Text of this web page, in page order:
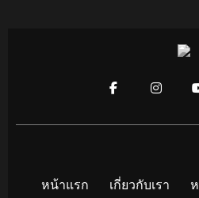
หน้าแรก เกี่ยวกับเรา